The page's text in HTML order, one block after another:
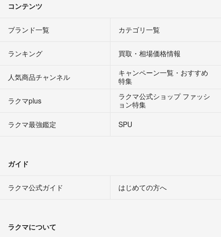
コンテンツ
ブランド一覧 カテゴリ一覧
ランキング 買取・相場価格情報
人気商品チャンネル
キャンペーン一覧・おすすめ
特集
ラクマplus
ラクマ公式ショップ ファッシ
ョン特集
ラクマ最強鑑定
SPU
ガイド
ラクマ公式ガイド はじめての方へ
ラクマについて